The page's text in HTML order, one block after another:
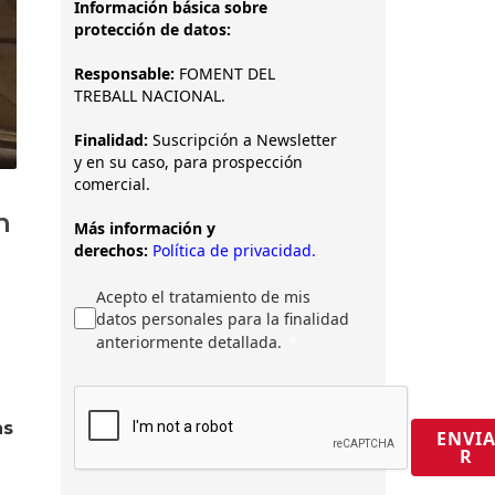
Información básica sobre
protección de datos:
Responsable: FOMENT DEL
TREBALL NACIONAL.
Finalidad: Suscripción a Newsletter
y en su caso, para prospección
comercial.
Más información y
derechos: Política de privacidad.
Acepto el tratamiento de mis
datos personales para la finalidad
anteriormente detallada.
ENVIA
R